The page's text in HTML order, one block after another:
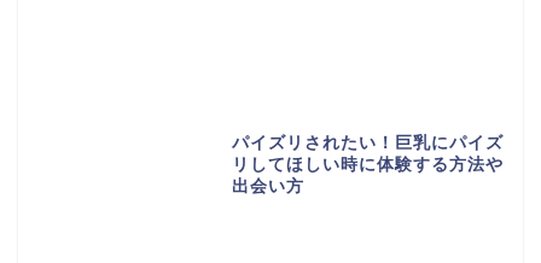
パイズリされたい！巨乳にパイズ
リしてほしい時に体験する方法や
出会い方